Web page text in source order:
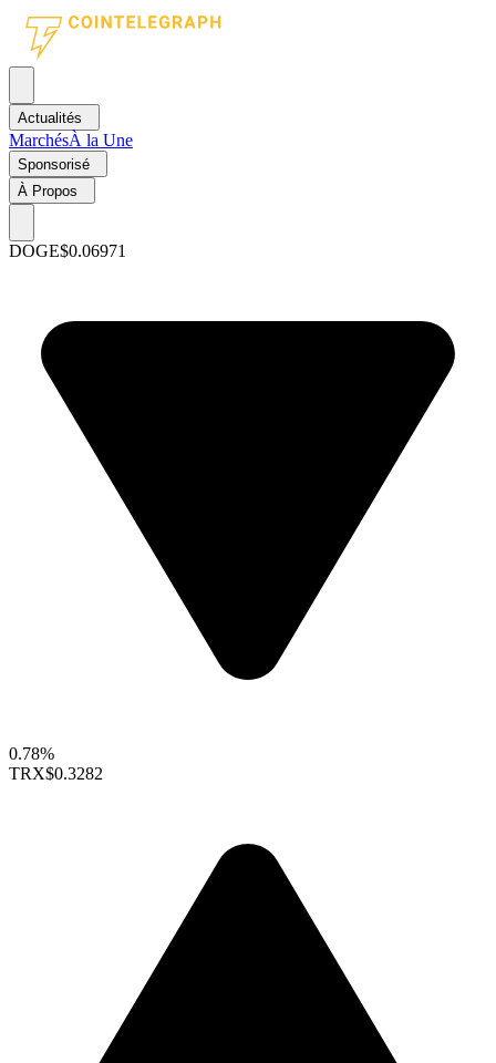
Actualités
MarchésÀ la Une
Sponsorisé
À Propos
DOGE$0.06971
0.78%
TRX$0.3282